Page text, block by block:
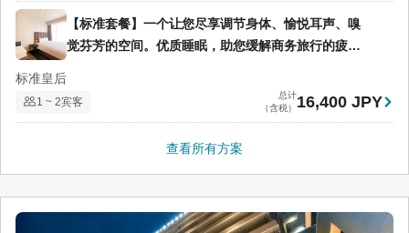
【标准套餐】一个让您尽享调节身体、愉悦耳声、嗅
觉芬芳的空间。优质睡眠，助您缓解商务旅行的疲
标准皇后
1 ~ 2宾客
总计
（含税） 16,400 JPY
查看所有方案